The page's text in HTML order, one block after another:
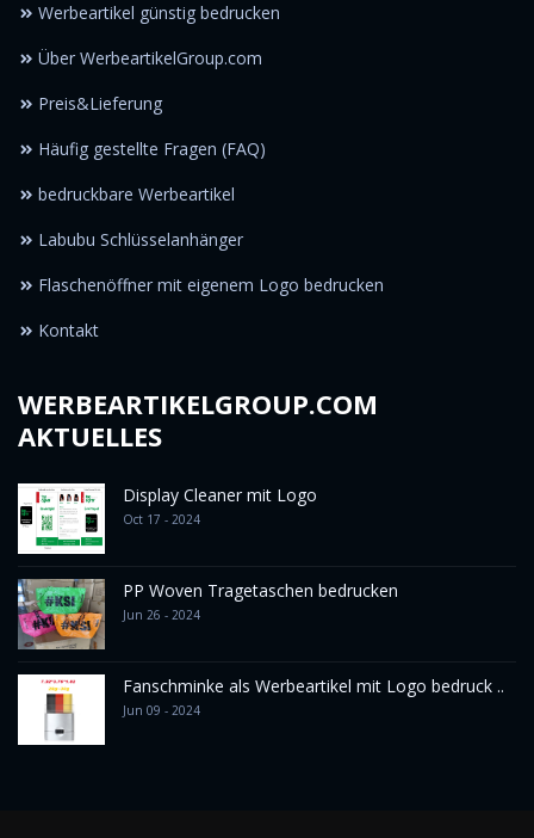
Werbeartikel günstig bedrucken
Über WerbeartikelGroup.com
Preis&Lieferung
Häufig gestellte Fragen (FAQ)
bedruckbare Werbeartikel
Labubu Schlüsselanhänger
Flaschenöffner mit eigenem Logo bedrucken
Kontakt
WERBEARTIKELGROUP.COM
AKTUELLES
Display Cleaner mit Logo
Oct 17 - 2024
PP Woven Tragetaschen bedrucken
Jun 26 - 2024
Fanschminke als Werbeartikel mit Logo bedruck ..
Jun 09 - 2024